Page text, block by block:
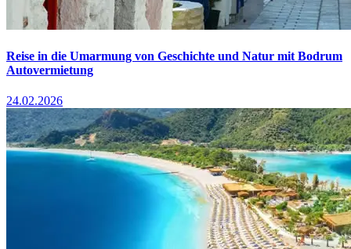
Reise in die Umarmung von Geschichte und Natur mit Bodrum
Autovermietung
24.02.2026